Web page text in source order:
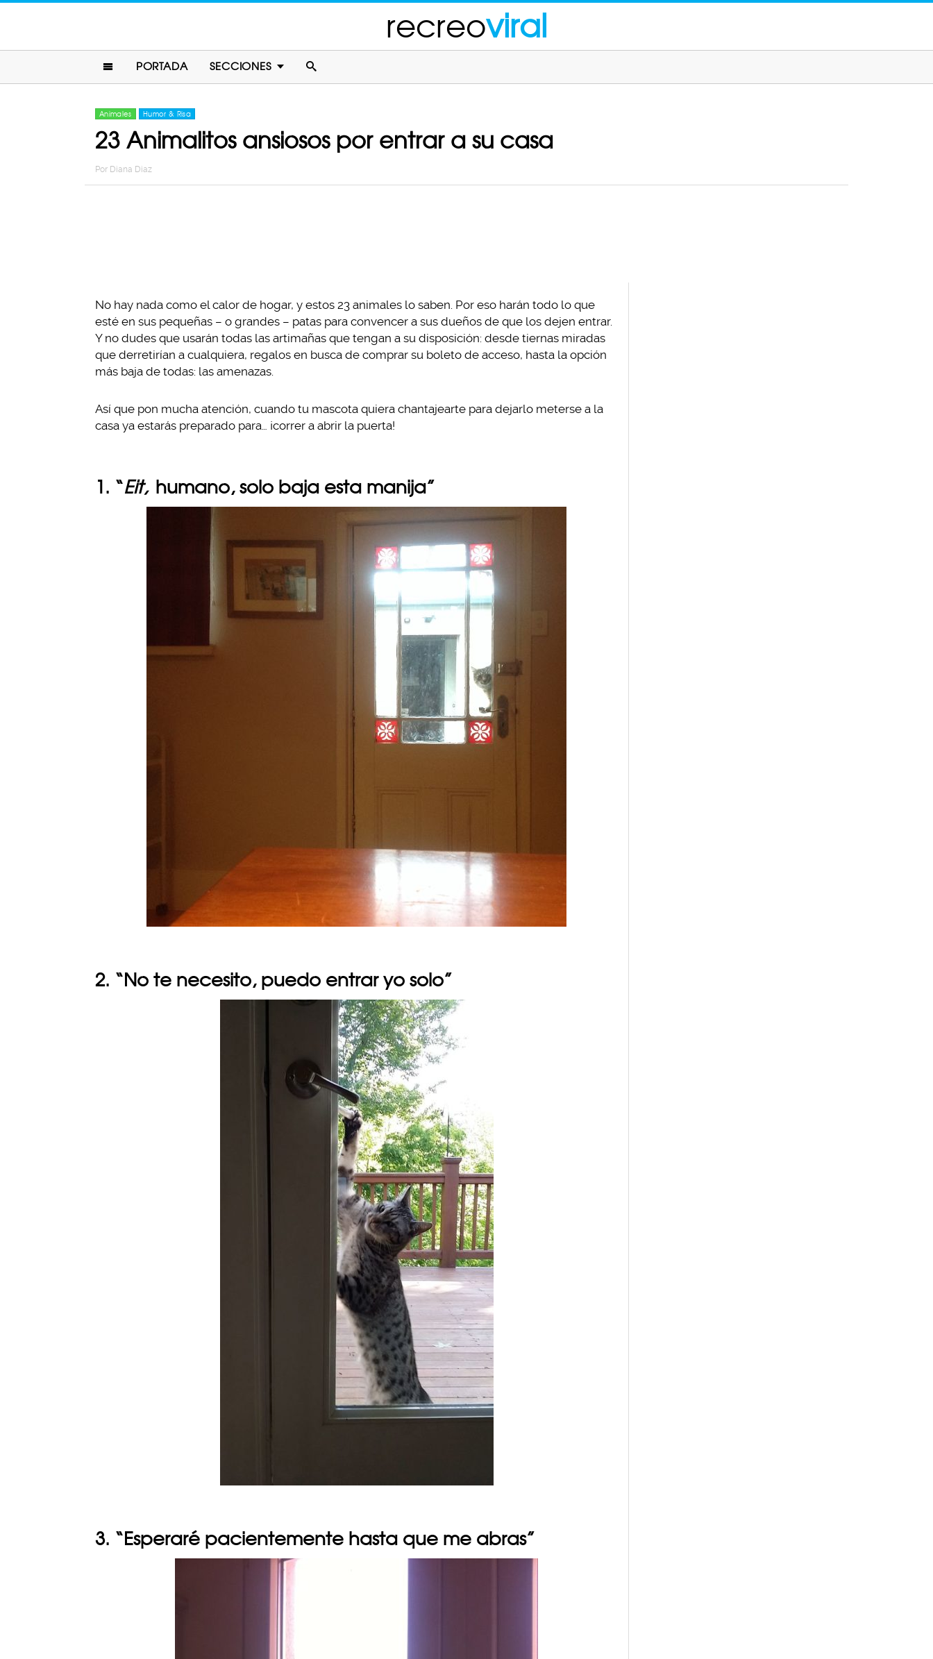
recreoviral
PORTADA SECCIONES
Animales Humor & Risa
23 Animalitos ansiosos por entrar a su casa
Por Diana Diaz
No hay nada como el calor de hogar, y estos 23 animales lo saben. Por eso harán todo lo que
esté en sus pequeñas – o grandes – patas para convencer a sus dueños de que los dejen entrar.
Y no dudes que usarán todas las artimañas que tengan a su disposición: desde tiernas miradas
que derretirían a cualquiera, regalos en busca de comprar su boleto de acceso, hasta la opción
más baja de todas: las amenazas.
Así que pon mucha atención, cuando tu mascota quiera chantajearte para dejarlo meterse a la
casa ya estarás preparado para… ¡correr a abrir la puerta!
1. “Eit, humano, solo baja esta manija”
2. “No te necesito, puedo entrar yo solo”
3. “Esperaré pacientemente hasta que me abras”